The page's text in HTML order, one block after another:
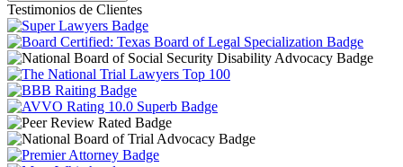
Testimonios de Clientes